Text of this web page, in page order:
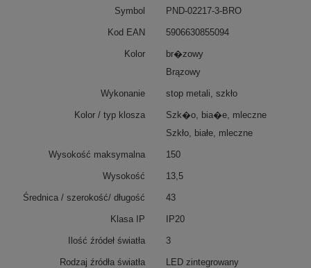
Symbol PND-02217-3-BRO
Kod EAN 5906630855094
Kolor
br�zowy
Brązowy
Wykonanie stop metali, szkło
Kolor / typ klosza
Szk�o, bia�e, mleczne
Szkło, białe, mleczne
Wysokość maksymalna 150
Wysokość 13,5
Średnica / szerokość/ długość 43
Klasa IP IP20
Ilość źródeł światła 3
Rodzaj źródła światła LED zintegrowany